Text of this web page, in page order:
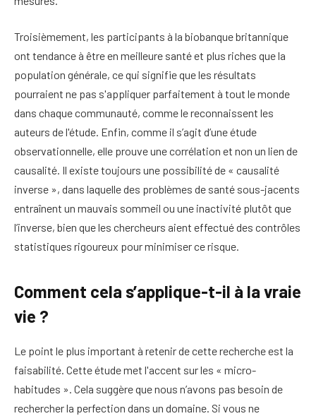
Troisièmement, les participants à la biobanque britannique
ont tendance à être en meilleure santé et plus riches que la
population générale, ce qui signifie que les résultats
pourraient ne pas s'appliquer parfaitement à tout le monde
dans chaque communauté, comme le reconnaissent les
auteurs de l'étude. Enfin, comme il s’agit d’une étude
observationnelle, elle prouve une corrélation et non un lien de
causalité. Il existe toujours une possibilité de « causalité
inverse », dans laquelle des problèmes de santé sous-jacents
entraînent un mauvais sommeil ou une inactivité plutôt que
l’inverse, bien que les chercheurs aient effectué des contrôles
statistiques rigoureux pour minimiser ce risque.
Comment cela s’applique-t-il à la vraie
vie ?
Le point le plus important à retenir de cette recherche est la
faisabilité. Cette étude met l'accent sur les « micro-
habitudes ». Cela suggère que nous n’avons pas besoin de
rechercher la perfection dans un domaine. Si vous ne